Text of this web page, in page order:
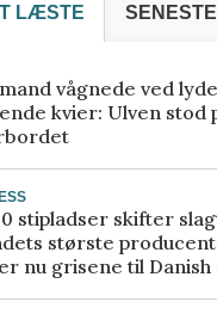
LÆSTE
vågnede ved
kvier: Ulven stod
stipladser skifter
største
nu grisene til Danish